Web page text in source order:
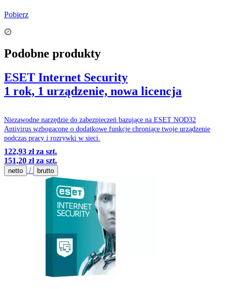
Pobierz
Podobne produkty
ESET Internet Security
1 rok, 1 urządzenie, nowa licencja
Niezawodne narzędzie do zabezpieczeń bazujące na ESET NOD32
Antivirus wzbogacone o dodatkowe funkcje chroniące twoje urządzenie
podczas pracy i rozrywki w sieci.
122,93 złza szt.
151,20 złza szt.
netto / brutto